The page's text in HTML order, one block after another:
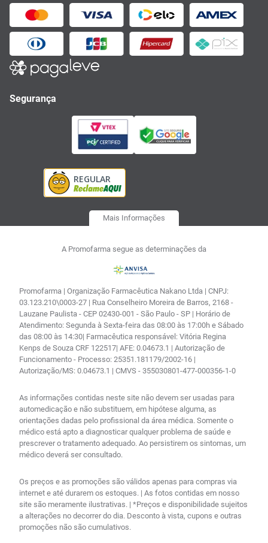
Segurança
Mais Informações
A Promofarma segue as determinações da
Promofarma | Organização Farmacêutica Nakano Ltda | CNPJ:
03.123.210\0003-27 | Rua Conselheiro Moreira de Barros, 2168 -
Lauzane Paulista - CEP 02430-001 - São Paulo - SP | Horário de
Atendimento: Segunda à Sexta-feira das 08:00 às 17:00h e Sábado
das 08:00 às 14:30| Farmacêutica responsável: Vitória Regina
Kenps de Souza CRF 122517| AFE: 0.04673.1 | Autorização de
Funcionamento - Processo: 25351.181179/2002-16 |
Autorização/MS: 0.04673.1 | CMVS - 355030801-477-000356-1-0
As informações contidas neste site não devem ser usadas para
automedicação e não substituem, em hipótese alguma, as
orientações dadas pelo profissional da área médica. Somente o
médico está apto a diagnosticar qualquer problema de saúde e
prescrever o tratamento adequado. Ao persistirem os sintomas, um
médico deverá ser consultado.
Os preços e as promoções são válidos apenas para compras via
internet e até durarem os estoques. | As fotos contidas em nosso
site são meramente ilustrativas. | *Preços e disponibilidade sujeitos
a alterações no decorrer do dia. Desconto à vista, cupons e outras
promoções não são cumulativos.